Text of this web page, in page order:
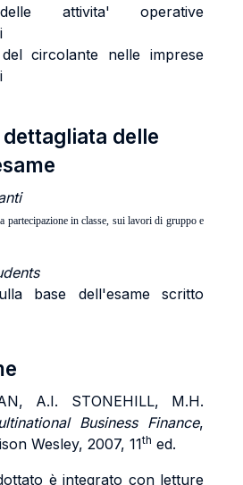
attivita' operative
circolante nelle imprese
delle
partecipazione in classe, sui lavori di gruppo e
base dell'esame scritto
A.I. STONEHILL, M.H.
Business Finance,
Wesley, 2007, 11th ed.
è integrato con letture